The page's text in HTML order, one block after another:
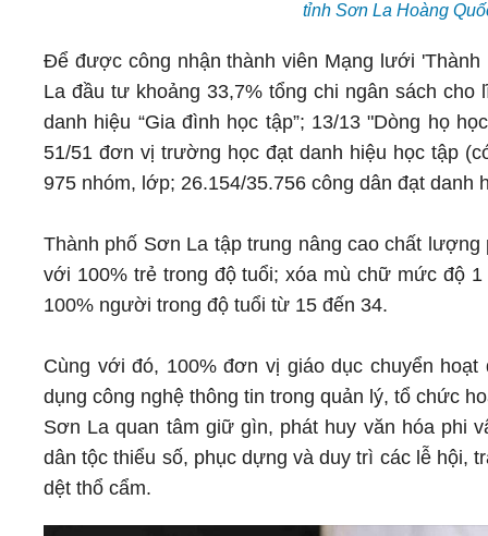
tỉnh Sơn La Hoàng
Để được công nhận thành viên Mạng lưới
La đầu tư khoảng 33,7% tổng chi ngân sách
danh hiệu “Gia đình học tập”; 13/13 "Dòng họ
51/51 đơn vị trường học đạt danh hiệu học tập
975 nhóm, lớp; 26.154/35.756 công dân đạt danh
Thành phố Sơn La tập trung nâng cao chất
với 100% trẻ trong độ tuổi; xóa mù chữ mức độ
100% người trong độ tuổi từ 15 đến 34.
Cùng với đó, 100% đơn vị giáo dục chuyển
dụng công nghệ thông tin trong quản lý, tổ chức
Sơn La quan tâm giữ gìn, phát huy văn hóa phi
dân tộc thiểu số, phục dựng và duy trì các lễ hội,
dệt thổ cẩm.